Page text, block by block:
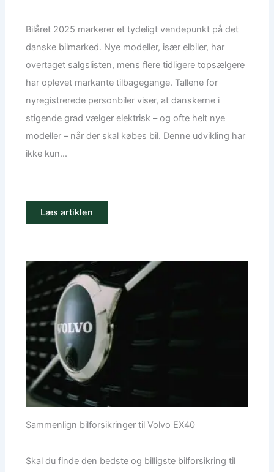
Bilåret 2025 markerer et tydeligt vendepunkt på det
danske bilmarked. Nye modeller, især elbiler, har
overtaget salgslisten, mens flere tidligere topsælgere
har oplevet markante tilbagegange. Tallene for
nyregistrerede personbiler viser, at danskerne i
stigende grad vælger elektrisk – og ofte helt nye
modeller – når der skal købes bil. Denne udvikling har
ikke kun...
Læs artiklen
Sammenlign bilforsikringer til Volvo EX40
Skal du finde den bedste og billigste bilforsikring til